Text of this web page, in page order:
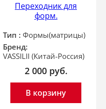
Переходник для
форм.
Тип : Формы(матрицы)
Бренд:
VASSILII (Китай-Россия)
2 000 руб.
В корзину